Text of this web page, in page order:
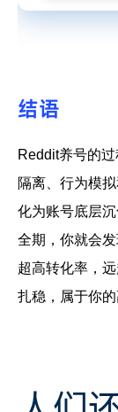
结语
Reddit养号的
隔离、行为模
化为账号底层
全期，你就会
超高转化率，
扎稳，属于你的